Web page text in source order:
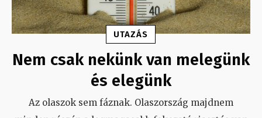
UTAZÁS
Nem csak nekünk van melegünk
és elegünk
Az olaszok sem fáznak. Olaszország majdnem